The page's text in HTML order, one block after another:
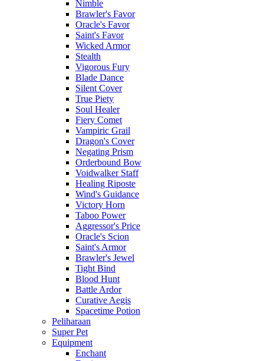
Nimble
Brawler's Favor
Oracle's Favor
Saint's Favor
Wicked Armor
Stealth
Vigorous Fury
Blade Dance
Silent Cover
True Piety
Soul Healer
Fiery Comet
Vampiric Grail
Dragon's Cover
Negating Prism
Orderbound Bow
Voidwalker Staff
Healing Riposte
Wind's Guidance
Victory Horn
Taboo Power
Aggressor's Price
Oracle's Scion
Saint's Armor
Brawler's Jewel
Tight Bind
Blood Hunt
Battle Ardor
Curative Aegis
Spacetime Potion
Peliharaan
Super Pet
Equipment
Enchant